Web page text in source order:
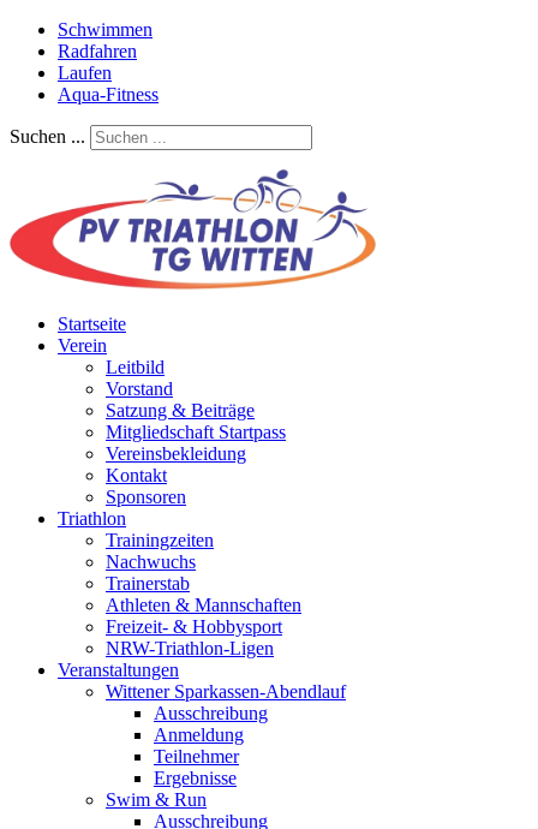
Schwimmen
Radfahren
Laufen
Aqua-Fitness
Suchen ...
Startseite
Verein
Leitbild
Vorstand
Satzung & Beiträge
Mitgliedschaft Startpass
Vereinsbekleidung
Kontakt
Sponsoren
Triathlon
Trainingzeiten
Nachwuchs
Trainerstab
Athleten & Mannschaften
Freizeit- & Hobbysport
NRW-Triathlon-Ligen
Veranstaltungen
Wittener Sparkassen-Abendlauf
Ausschreibung
Anmeldung
Teilnehmer
Ergebnisse
Swim & Run
Ausschreibung